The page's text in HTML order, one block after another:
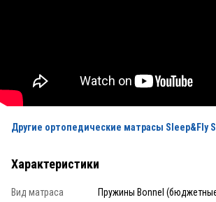
Другие ортопедические матрасы Sleep&Fly
Характеристики
Вид матраса
Пружины Bonnel